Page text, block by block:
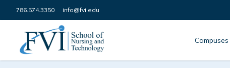
Skip to content
786.574.3350 info@fvi.edu
FVI School of Nursing
Campuses